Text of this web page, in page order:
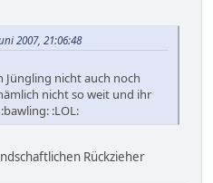
2007, 21:06:48
Jüngling nicht auch noch
nicht so weit und ihr
:LOL:
Rückzieher